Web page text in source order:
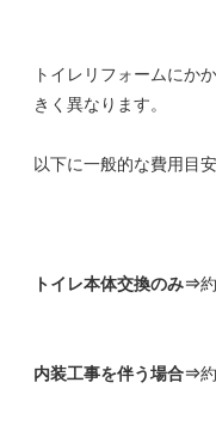
トイレリフォームにか
きく異なります。
以下に一般的な費用目
トイレ本体交換のみ⇒
内装工事を伴う場合⇒